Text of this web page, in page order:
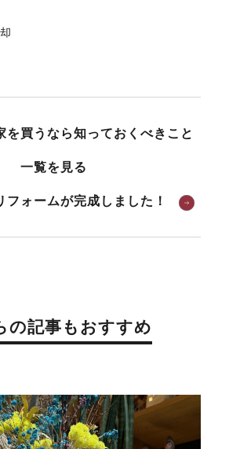
を買うなら知っておくべきこと
一覧を見る
フォームが完成しました！
の記事もおすすめ